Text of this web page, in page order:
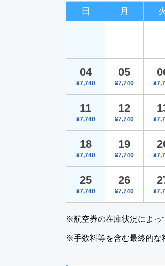
日 月 火
04
¥7,740
05
¥7,740
11
¥7,740
12
¥7,740
18
¥7,740
19
¥7,740
25
¥7,740
26
¥7,740
※航空券の在庫状況によっ
※手数料等を含む最終的な